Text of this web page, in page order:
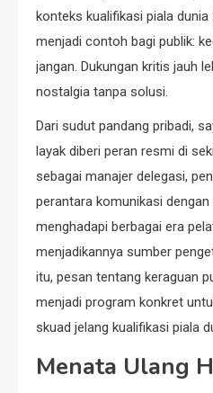
konteks kualifikasi piala dunia
menjadi contoh bagi publik:
jangan. Dukungan kritis jauh
nostalgia tanpa solusi.
Dari sudut pandang pribadi,
layak diberi peran resmi di
sebagai manajer delegasi,
perantara komunikasi
menghadapi berbagai era
menjadikannya sumber
itu, pesan tentang keraguan
menjadi program konkret
skuad jelang kualifikasi piala
Menata Ulang